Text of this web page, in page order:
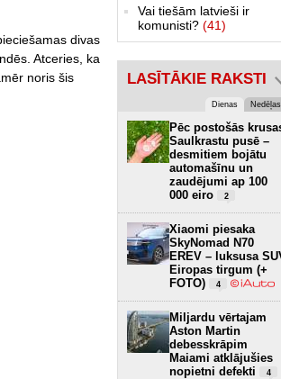
divas
Atceries, ka
noris šis
Vai tiešām latvieši ir
komunisti? (41)
LASĪTĀKIE RAKSTI
Dienas Nedēļas
Pēc postošās
Saulkrastu pusē –
desmitiem bojātu
automašīnu un
zaudējumi ap 100
000 eiro
2
Xiaomi piesaka
SkyNomad N70
EREV – luksusa
Eiropas tirgum (+
FOTO)
4
Miljardu vērtajam
Aston Martin
debesskrāpim
Maiami atklājušies
nopietni defekti
4